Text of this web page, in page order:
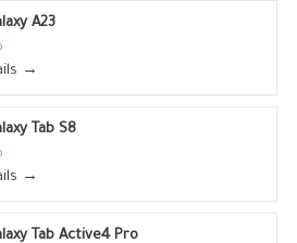
A23
→
Tab S8
→
Tab Active4 Pro